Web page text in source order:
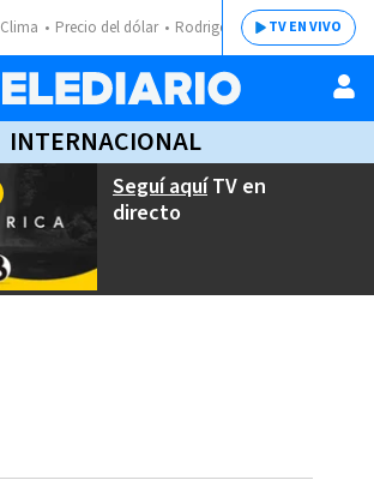
Clima Precio del dólar Rodrigo ChavesTV EN VIVO
INTERNACIONAL
Seguí aquíTV en
directo